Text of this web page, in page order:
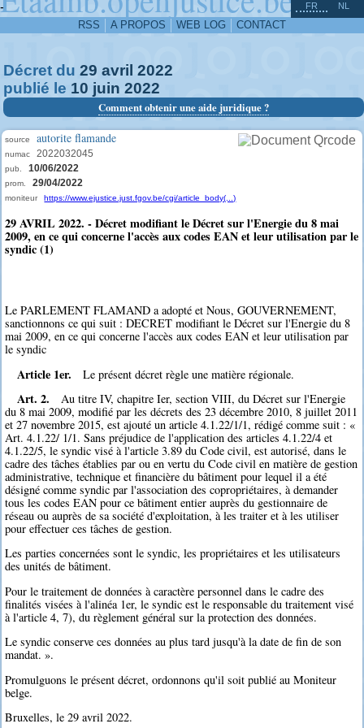
-
RSS A PROPOS WEB LOG CONTACT
FR NL
Décret du 29 avril 2022
publié le 10 juin 2022
Comment obtenir une aide juridique ?
source autorite flamande
numac 2022032045
pub. 10/06/2022
prom. 29/04/2022
moniteur https://www.ejustice.just.fgov.be/cgi/article_body(...)
29 AVRIL 2022. - Décret modifiant le Décret sur l'Energie du 8 mai
2009, en ce qui concerne l'accès aux codes EAN et leur utilisation par le
syndic (1)
Le PARLEMENT FLAMAND a adopté et Nous, GOUVERNEMENT,
sanctionnons ce qui suit : DECRET modifiant le Décret sur l'Energie du 8
mai 2009, en ce qui concerne l'accès aux codes EAN et leur utilisation par
le syndic
Article 1er. Le présent décret règle une matière régionale.
Art. 2.
Au titre IV, chapitre Ier, section VIII, du Décret sur l'Energie
du 8 mai 2009, modifié par les décrets des 23 décembre 2010, 8 juillet 2011
et 27 novembre 2015, est ajouté un article 4.1.22/1/1, rédigé comme suit : «
Art. 4.1.22/ 1/1. Sans préjudice de l'application des articles 4.1.22/4 et
4.1.22/5, le syndic visé à l'article 3.89 du Code civil, est autorisé, dans le
cadre des tâches établies par ou en vertu du Code civil en matière de gestion
administrative, technique et financière du bâtiment pour lequel il a été
désigné comme syndic par l'association des copropriétaires, à demander
tous les codes EAN pour ce bâtiment entier auprès du gestionnaire de
réseau ou auprès de sa société d'exploitation, à les traiter et à les utiliser
pour effectuer ces tâches de gestion.
Les parties concernées sont le syndic, les propriétaires et les utilisateurs
des unités de bâtiment.
Pour le traitement de données à caractère personnel dans le cadre des
finalités visées à l'alinéa 1er, le syndic est le responsable du traitement visé
à l'article 4, 7), du règlement général sur la protection des données.
Le syndic conserve ces données au plus tard jusqu'à la date de fin de son
mandat. ».
Promulguons le présent décret, ordonnons qu'il soit publié au Moniteur
belge.
Bruxelles, le 29 avril 2022.
^